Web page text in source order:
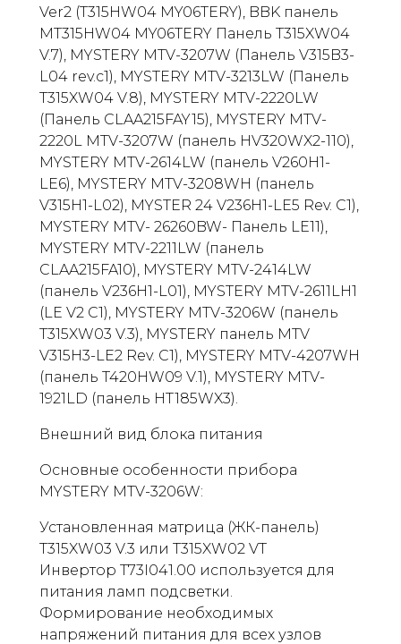
Ver2 (T315HW04 MY06TERY), BBK панель
MT315HW04 MY06TERY Панель T315XW04
V.7), MYSTERY MTV-3207W (Панель V315B3-
L04 rev.c1), MYSTERY MTV-3213LW (Панель
T315XW04 V.8), MYSTERY MTV-2220LW
(Панель CLAA215FAY15), MYSTERY MTV-
2220L MTV-3207W (панель HV320WX2-110),
MYSTERY MTV-2614LW (панель V260H1-
LE6), MYSTERY MTV-3208WH (панель
V315H1-L02), MYSTER 24 V236H1-LE5 Rev. C1),
MYSTERY MTV- 26260BW- Панель LE11),
MYSTERY MTV-2211LW (панель
CLAA215FA10), MYSTERY MTV-2414LW
(панель V236H1-L01), MYSTERY MTV-2611LH1
(LE V2 C1), MYSTERY MTV-3206W (панель
T315XW03 V.3), MYSTERY панель MTV
V315H3-LE2 Rev. C1), MYSTERY MTV-4207WH
(панель T420HW09 V.1), MYSTERY MTV-
1921LD (панель HT185WX3).
Внешний вид блока питания
Основные особенности прибора
MYSTERY MTV-3206W:
Установленная матрица (ЖК-панель)
T315XW03 V.3 или T315XW02 VT
Инвертор T73I041.00 используется для
питания ламп подсветки.
Формирование необходимых
напряжений питания для всех узлов